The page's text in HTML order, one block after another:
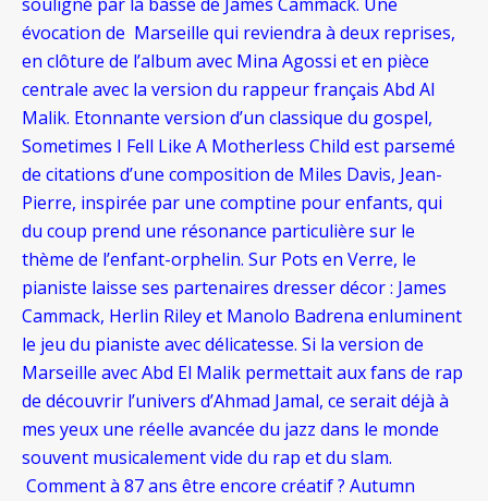
évocation de Marseille qui reviendra à deux reprises,
en clôture de l’album avec Mina Agossi et en pièce
centrale avec la version du rappeur français Abd Al
Malik. Etonnante version d’un classique du gospel,
Sometimes I Fell Like A Motherless Child est parsemé
de citations d’une composition de Miles Davis, Jean-
Pierre, inspirée par une comptine pour enfants, qui
du coup prend une résonance particulière sur le
thème de l’enfant-orphelin. Sur Pots en Verre, le
pianiste laisse ses partenaires dresser décor : James
Cammack, Herlin Riley et Manolo Badrena enluminent
le jeu du pianiste avec délicatesse. Si la version de
Marseille avec Abd El Malik permettait aux fans de rap
de découvrir l’univers d’Ahmad Jamal, ce serait déjà à
mes yeux une réelle avancée du jazz dans le monde
souvent musicalement vide du rap et du slam.
Comment à 87 ans être encore créatif ? Autumn